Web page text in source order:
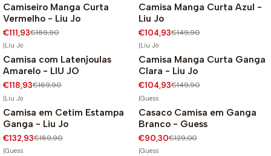
-30%
Camiseiro Manga Curta
Vermelho - Liu Jo
€111,93€159,90
-30%
Camisa Manga Curta Azul -
Liu Jo
€104,93€149,90
-30%
Liu Jo
Camisa com Latenjoulas
Amarelo - LIU JO
€118,93€169,90
-30%
Liu Jo
Camisa Manga Curta Ganga
Clara - Liu Jo
€104,93€149,90
-30%
|Liu Jo
Camisa em Cetim Estampa
Ganga - Liu Jo
€132,93€189,90
-30%
|Guess
Casaco Camisa em Ganga
Branco - Guess
€90,30€129,00
|Guess |Guess